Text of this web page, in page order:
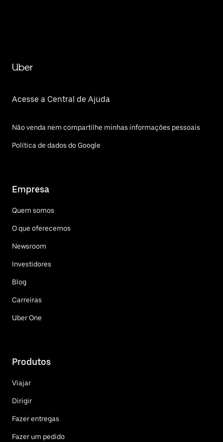
Uber
Acesse a Central de Ajuda
Não venda nem compartilhe minhas informações pessoais
Política de dados do Google
Empresa
Quem somos
O que oferecemos
Newsroom
Investidores
Blog
Carreiras
Uber One
Produtos
Viajar
Dirigir
Fazer entregas
Fazer um pedido